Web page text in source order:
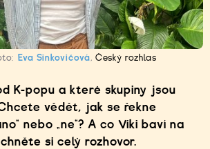
Eva Sinkovičová,Český rozhlas
K-popu a které skupiny jsou
vědět, jak se řekne
nebo „ne“? A co Viki baví na
si celý rozhovor.